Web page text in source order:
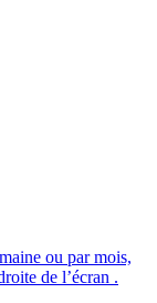
ou par mois,
de l’écran .